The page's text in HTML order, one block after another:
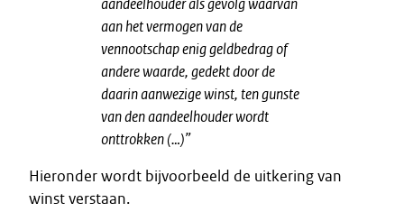
aandeelhouder als gevolg waarvan
aan het vermogen van de
vennootschap enig geldbedrag of
andere waarde, gedekt door de
daarin aanwezige winst, ten gunste
van den aandeelhouder wordt
onttrokken (…)”
Hieronder wordt bijvoorbeeld de uitkering van
winst verstaan.